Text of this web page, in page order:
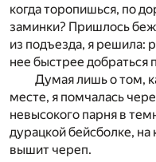
когда торопишься, по
заминки? Пришлось
из подъезда, я решила:
нее быстрее
Думая лишь о том,
месте, я помчалась
невысокого парня в
дурацкой бейсболке,
вышит череп.